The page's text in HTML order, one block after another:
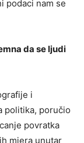
podaci nam se
da se ljudi
i
politika, poručio
povratka
mjera unutar